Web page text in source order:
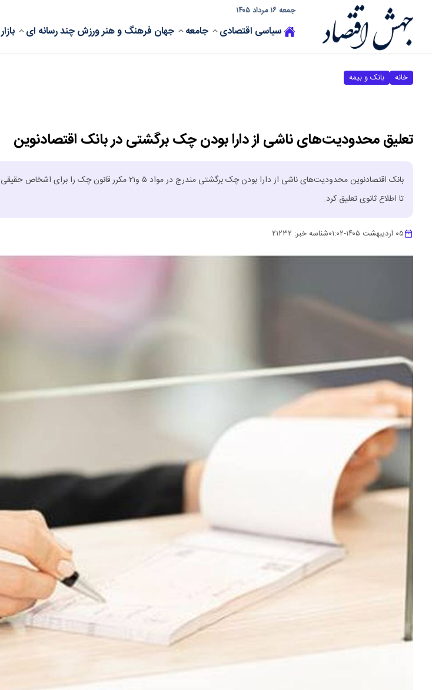
جمعه ۱۶ مرداد ۱۴۰۵
سیاسی اقتصادی جامعه جهان فرهنگ و هنرورزشچند رسانه ای بازار
خانه بانک و بیمه
تعلیق محدودیت‌های ناشی از دارا بودن چک برگشتی در بانک اقتصادنوین
تا اطلاع ثانوی تعلیق کرد.
۰۵ اردیبهشت ۱۴۰۵ -۰۱:۰۲شناسه خبر: ۲۱۲۳۲